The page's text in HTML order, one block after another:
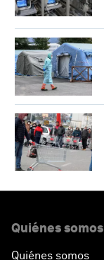
Quiénes somos
Quiénes somos